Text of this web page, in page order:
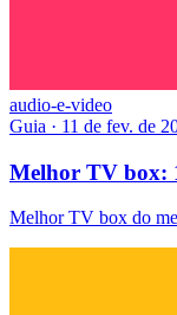
audio-e-video
Guia · 11 de fev. de
Melhor TV box:
Melhor TV box do